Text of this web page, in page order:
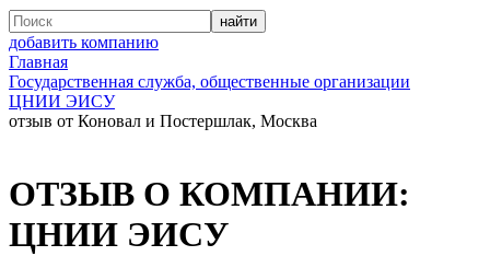
добавить компанию
Главная
Государственная служба, общественные организации
ЦНИИ ЭИСУ
отзыв от Коновал и Постершлак, Москва
ОТЗЫВ О КОМПАНИИ:
ЦНИИ ЭИСУ